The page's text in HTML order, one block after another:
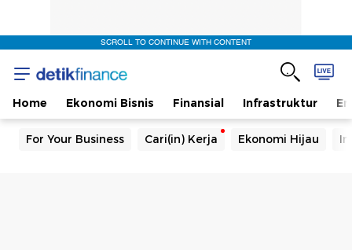
SCROLL TO CONTINUE WITH CONTENT
Home Ekonomi Bisnis Finansial Infrastruktur
For Your Business Cari(in) Kerja Ekonomi Hijau